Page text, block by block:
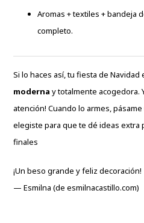
Aromas + textiles + bandeja
completo.
Si lo haces así, tu fiesta de Navidad
moderna y totalmente acogedora.
atención! Cuando lo armes,
elegiste para que te dé ideas extra
finales
¡Un beso grande y feliz decoración!
— Esmilna (de esmilnacastillo.com)